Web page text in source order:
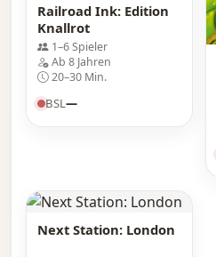
Railroad Ink: Edition
Knallrot
1–6 Spieler
Ab 8 Jahren
20–30 Min.
BSL—
Next Station: London